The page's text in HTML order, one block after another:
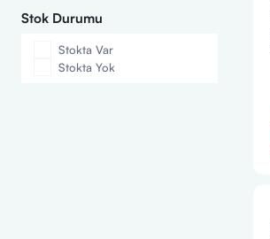
Stok Durumu
Stokta Var
Stokta Yok